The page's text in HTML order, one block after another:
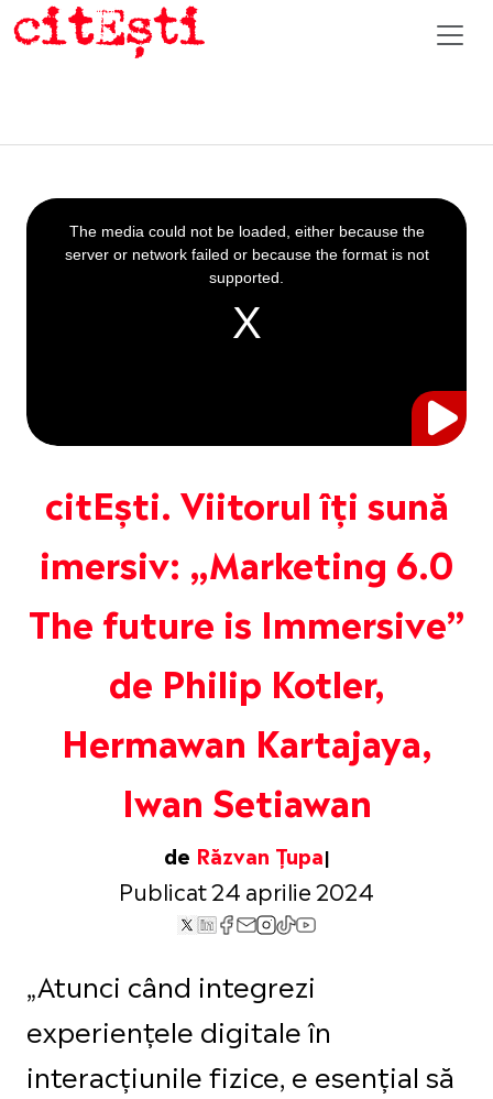
citEști. Viitorul îți sună
imersiv: „Marketing 6.0
The future is Immersive”
de Philip Kotler,
Hermawan Kartajaya,
Iwan Setiawan
de Răzvan Țupa
Publicat 24 aprilie 2024
This
is
a
The media could not be loaded, either because the
server or network failed or because the format is not
supported.
„Atunci când integrezi
experiențele digitale în
interacțiunile fizice, e esențial să